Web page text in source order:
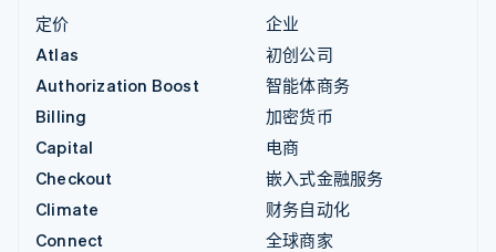
定价
Atlas
Authorization Boost
Billing
Capital
Checkout
Climate
Connect
企业
初创公司
智能体商务
加密货币
电商
嵌入式金融服务
财务自动化
全球商家